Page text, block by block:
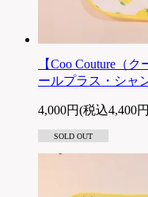
【Coo Couture（
ールプラス・シャ
4,000円(税込4,400
SOLD OUT